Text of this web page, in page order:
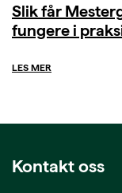
Slik får
fungere i
LES MER
Kontakt oss